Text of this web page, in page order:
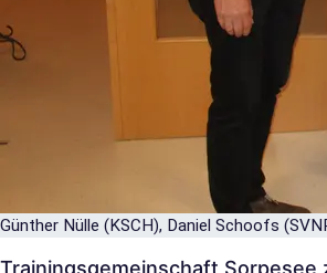
Günther Nülle (KSCH), Daniel Schoofs
Trainingsgemeinschaft Sorpesee